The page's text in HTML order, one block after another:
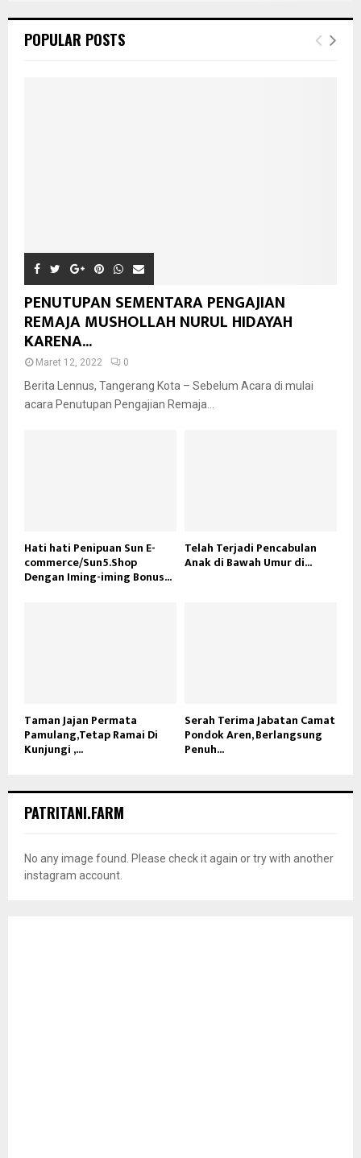
POPULAR POSTS
PENUTUPAN SEMENTARA PENGAJIAN
REMAJA MUSHOLLAH NURUL HIDAYAH
KARENA...
Maret 12, 2022 0
Berita Lennus, Tangerang Kota – Sebelum Acara di mulai
acara Penutupan Pengajian Remaja...
Hati hati Penipuan Sun E-
commerce/Sun5.Shop
Dengan Iming-iming Bonus...
Telah Terjadi Pencabulan
Anak di Bawah Umur di...
Taman Jajan Permata
Pamulang,Tetap Ramai Di
Kunjungi ,...
Serah Terima Jabatan Camat
Pondok Aren, Berlangsung
Penuh...
PATRITANI.FARM
No any image found. Please check it again or try with another
instagram account.